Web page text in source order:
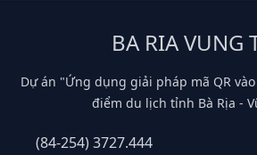
BA RIA VUNG
Dự án "Ứng dụng giải pháp mã QR
điểm du lịch tỉnh Bà Rịa -
(84-254) 3727.444